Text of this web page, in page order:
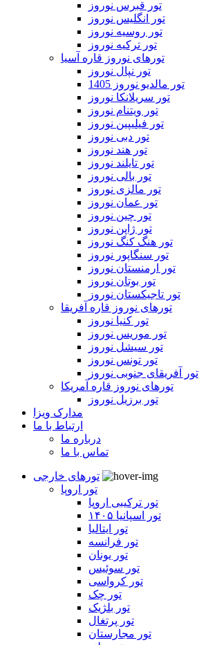
تور قبرس نوروز
تور انگلیس نوروز
تور روسیه نوروز
تور ترکیه نوروز
تورهای نوروز قاره آسیا
تور نپال نوروز
تور مالدیو نوروز 1405
تور سریلانکا نوروز
تور ویتنام نوروز
تور فیلیپین نوروز
تور دبی نوروز
تور هند نوروز
تور تایلند نوروز
تور بالی نوروز
تور مالزی نوروز
تور عمان نوروز
تور چین نوروز
تور ژاپن نوروز
تور هنگ کنگ نوروز
تور سنگاپور نوروز
تور ارمنستان نوروز
تور بوتان نوروز
تور تاجیکستان نوروز
تورهای نوروز قاره آفریقا
تور کنیا نوروز
تور موریس نوروز
تور سیشل نوروز
تور تونس نوروز
تور آفریقای جنوبی نوروز
تورهای نوروز قاره آمریکا
تور برزیل نوروز
مدارک ویزا
ارتباط با ما
درباره ما
تماس با ما
تورهای خارجی
تور اروپا
تور ترکیبی اروپا
تور اسپانیا ۱۴۰۵
تور ایتالیا
تور فرانسه
تور یونان
تور سوئیس
تور کرواسی
تور چک
تور بلژیک
تور پرتغال
تور مجارستان